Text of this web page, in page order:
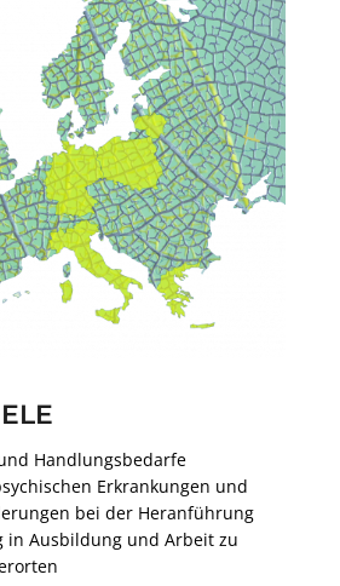
Handlungsbedarfe
Erkrankungen und
bei der Heranführung
in Ausbildung und Arbeit zu